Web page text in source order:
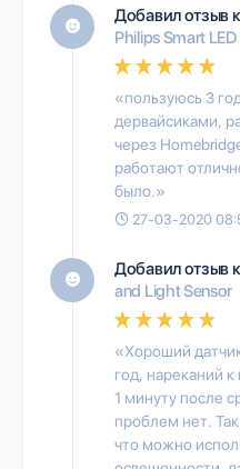
Добавил отзыв
Philips Smart LED
«пользуюсь 3
дервайсиками,
через
работают
было.»
27-03-2020
Добавил отзыв
and Light Sensor
«Хороший
год, нареканий
1 минуту после
проблем нет.
что можно